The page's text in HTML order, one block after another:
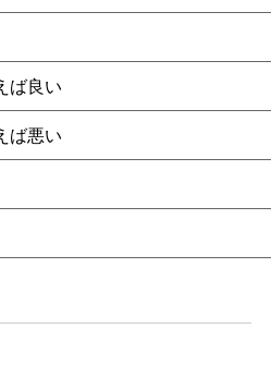
ば良い
ば悪い